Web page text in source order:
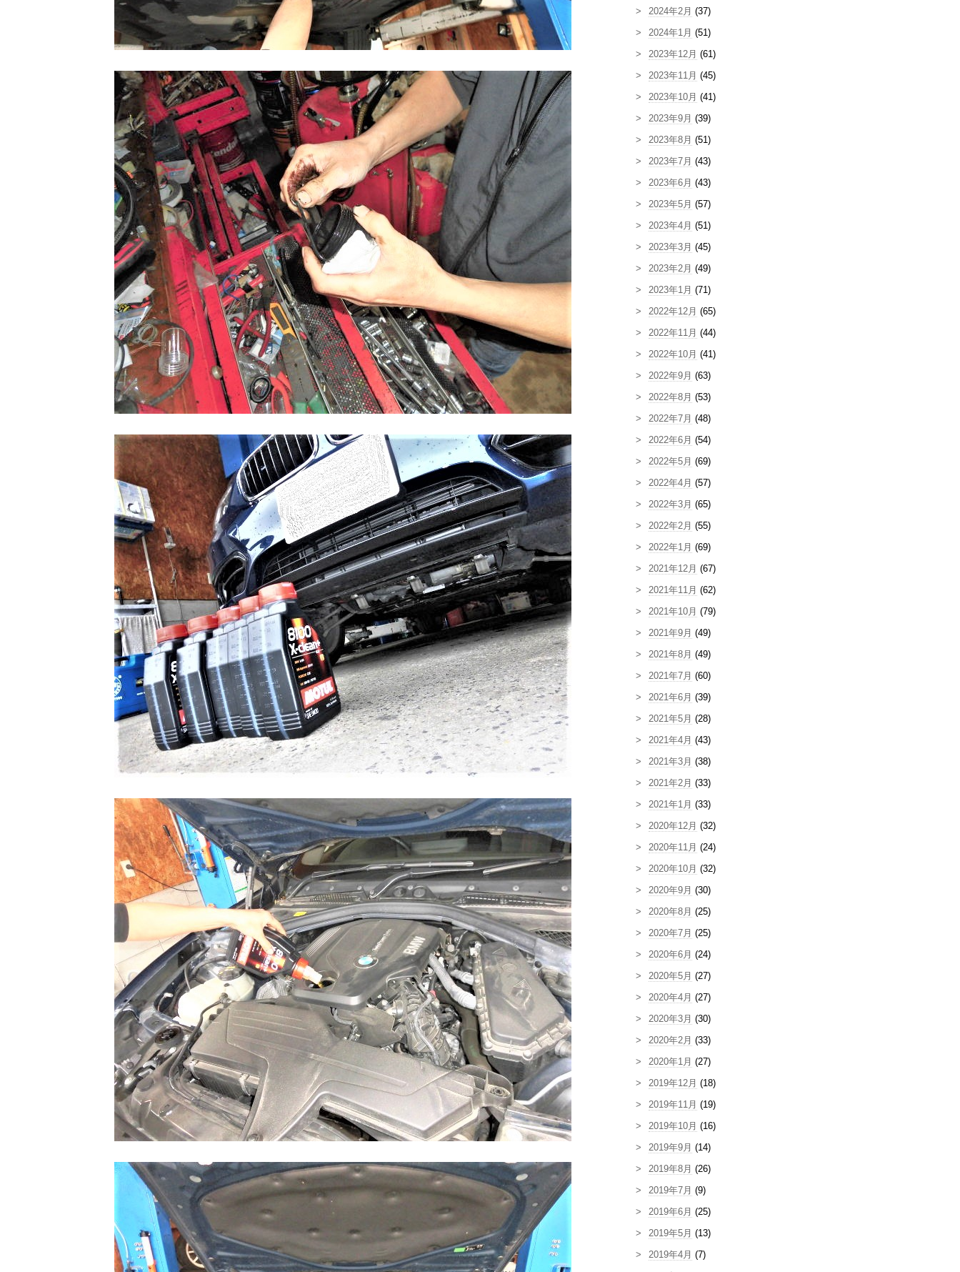
2024年2月 (37)
2024年1月 (51)
2023年12月 (61)
2023年11月 (45)
2023年10月 (41)
2023年9月 (39)
2023年8月 (51)
2023年7月 (43)
2023年6月 (43)
2023年5月 (57)
2023年4月 (51)
2023年3月 (45)
2023年2月 (49)
2023年1月 (71)
2022年12月 (65)
2022年11月 (44)
2022年10月 (41)
2022年9月 (63)
2022年8月 (53)
2022年7月 (48)
2022年6月 (54)
2022年5月 (69)
2022年4月 (57)
2022年3月 (65)
2022年2月 (55)
2022年1月 (69)
2021年12月 (67)
2021年11月 (62)
2021年10月 (79)
2021年9月 (49)
2021年8月 (49)
2021年7月 (60)
2021年6月 (39)
2021年5月 (28)
2021年4月 (43)
2021年3月 (38)
2021年2月 (33)
2021年1月 (33)
2020年12月 (32)
2020年11月 (24)
2020年10月 (32)
2020年9月 (30)
2020年8月 (25)
2020年7月 (25)
2020年6月 (24)
2020年5月 (27)
2020年4月 (27)
2020年3月 (30)
2020年2月 (33)
2020年1月 (27)
2019年12月 (18)
2019年11月 (19)
2019年10月 (16)
2019年9月 (14)
2019年8月 (26)
2019年7月 (9)
2019年6月 (25)
2019年5月 (13)
2019年4月 (7)